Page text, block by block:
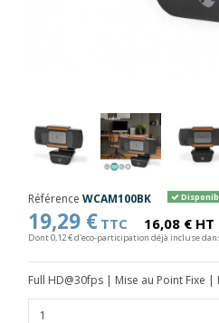
Référence WCAM100BK
19,29 € TTC 16,08 € HT
Dont 0,12 € d'eco-participation déjà incluse
Full HD@30fps | Mise au Point Fixe